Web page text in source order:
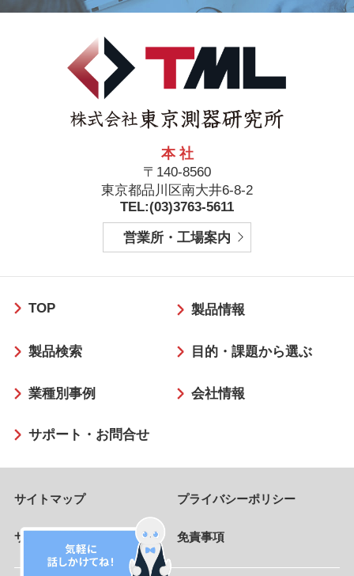
本 社
〒140-8560
東京都品川区南大井6-8-2
TEL:(03)3763-5611
営業所・工場案内
ッ
ー
TOP 製品情報
製品検索 目的・課題から選ぶ
業種別事例 会社情報
サポート・お問合せ
サイトマップ プライバシーポリシー
サイトのご利用条件 免責事項